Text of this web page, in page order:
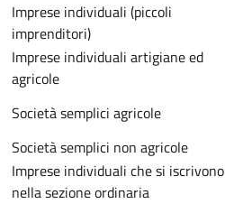
Imprese individuali (piccoli
imprenditori)
Imprese individuali artigiane ed
agricole
Società semplici agricole
Società semplici non agricole
Imprese individuali che si iscrivono
nella sezione ordinaria